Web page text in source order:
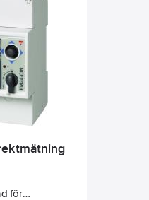
och
uppfyller
EN 50470-3.
för